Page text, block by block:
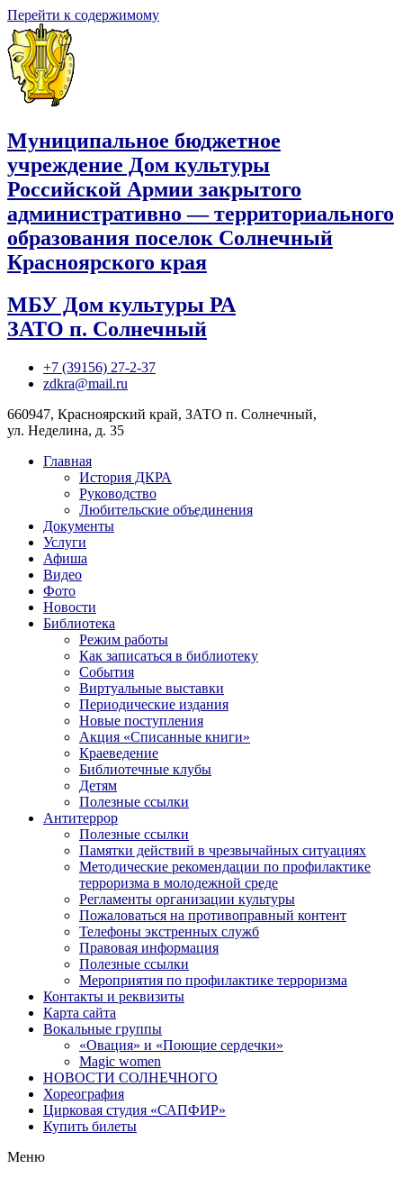
Перейти к содержимому
Муниципальное бюджетное
учреждение Дом культуры
Российской Армии закрытого
административно — территориального
образования поселок Солнечный
Красноярского края
МБУ Дом культуры РА
ЗАТО п. Солнечный
+7 (39156) 27-2-37
zdkra@mail.ru
660947, Красноярский край, ЗАТО п. Солнечный,
ул. Неделина, д. 35
Главная
История ДКРА
Руководство
Любительские объединения
Документы
Услуги
Афиша
Видео
Фото
Новости
Библиотека
Режим работы
Как записаться в библиотеку
События
Виртуальные выставки
Периодические издания
Новые поступления
Акция «Списанные книги»
Краеведение
Библиотечные клубы
Детям
Полезные ссылки
Антитеррор
Полезные ссылки
Памятки действий в чрезвычайных ситуациях
Методические рекомендации по профилактике
терроризма в молодежной среде
Регламенты организации культуры
Пожаловаться на противоправный контент
Телефоны экстренных служб
Правовая информация
Полезные ссылки
Мероприятия по профилактике терроризма
Контакты и реквизиты
Карта сайта
Вокальные группы
«Овация» и «Поющие сердечки»
Magic women
НОВОСТИ СОЛНЕЧНОГО
Хореография
Цирковая студия «САПФИР»
Купить билеты
Меню